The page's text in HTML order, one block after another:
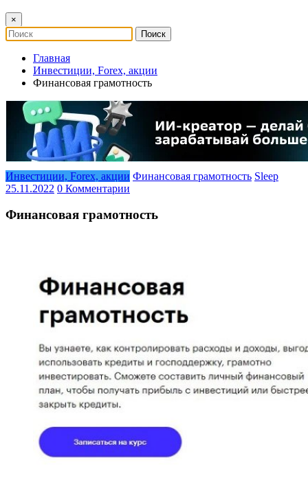
×
Главная
Инвестиции, Forex, акции
Финансовая грамотность
Инвестиции, Forex, акции Финансовая грамотность Sleep
25.11.2022 0 Комментарии
Финансовая грамотность